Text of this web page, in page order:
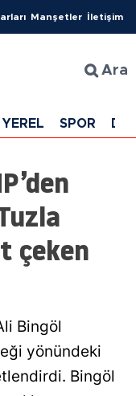
Manşetler İletişim
Ara
YEREL SPOR
çeken
Bingöl
yönündeki
Bingöl